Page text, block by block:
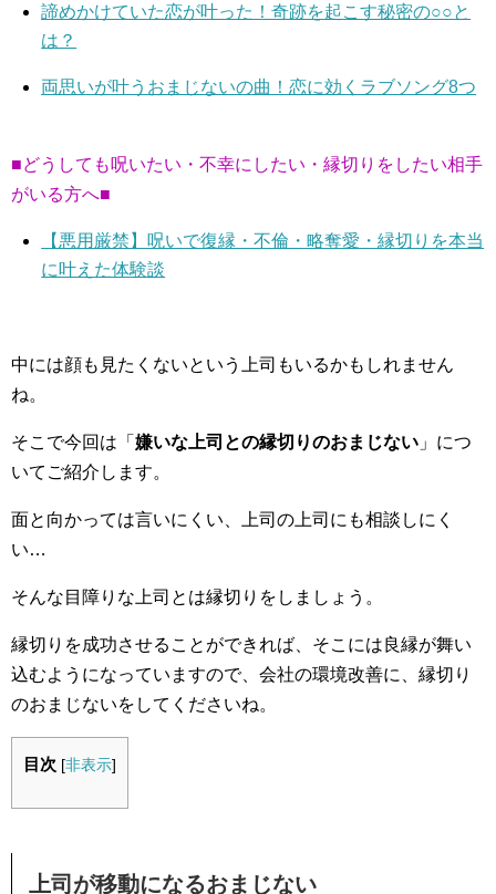
諦めかけていた恋が叶った！奇跡を起こす秘密の○○と
は？
両思いが叶うおまじないの曲！恋に効くラブソング8つ
■どうしても呪いたい・不幸にしたい・縁切りをしたい相手
がいる方へ■
【悪用厳禁】呪いで復縁・不倫・略奪愛・縁切りを本当
に叶えた体験談
中には顔も見たくないという上司もいるかもしれません
ね。
そこで今回は「 嫌いな上司との縁切りのおまじない 」につ
いてご紹介します。
面と向かっては言いにくい、上司の上司にも相談しにく
い…
そんな目障りな上司とは縁切りをしましょう。
縁切りを成功させることができれば、そこには良縁が舞い
込むようになっていますので、会社の環境改善に、縁切り
のおまじないをしてくださいね。
目次 [非表示]
上司が移動になるおまじない